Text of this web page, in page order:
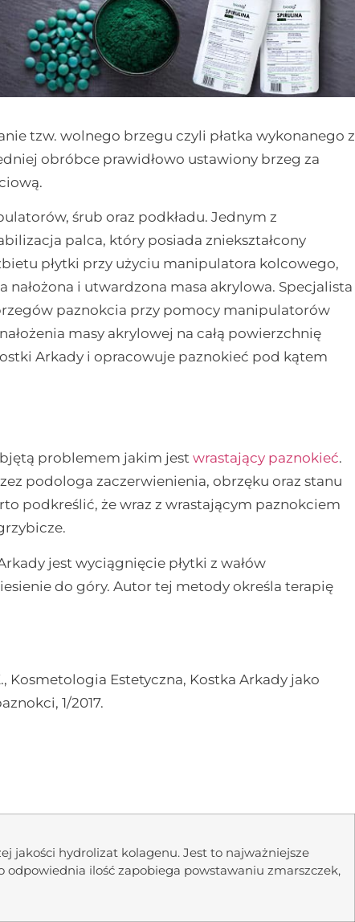
tzw. wolnego brzegu czyli płatka wykonanego z
obróbce prawidłowo ustawiony brzeg za
śrub oraz podkładu. Jednym z
palca, który posiada zniekształcony
płytki przy użyciu manipulatora kolcowego,
nałożona i utwardzona masa akrylowa. Specjalista
paznokcia przy pomocy manipulatorów
masy akrylowej na całą powierzchnię
Arkady i opracowuje paznokieć pod kątem
problemem jakim jest wrastający paznokieć.
podologa zaczerwienienia, obrzęku oraz stanu
podkreślić, że wraz z wrastającym paznokciem
jest wyciągnięcie płytki z wałów
do góry. Autor tej metody określa terapię
Kosmetologia Estetyczna, Kostka Arkady jako
1/2017.
jakości hydrolizat kolagenu. Jest to najważniejsze
odpowiednia ilość zapobiega powstawaniu zmarszczek,